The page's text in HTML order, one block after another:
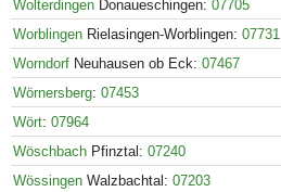
Wolterdingen Donaueschingen: 07705
Worblingen Rielasingen-Worblingen: 07731
Worndorf Neuhausen ob Eck: 07467
Wörnersberg: 07453
Wört: 07964
Wöschbach Pfinztal: 07240
Wössingen Walzbachtal: 07203